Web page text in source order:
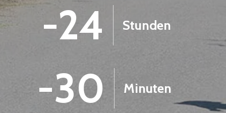
-24 Stunden
-30 Minuten